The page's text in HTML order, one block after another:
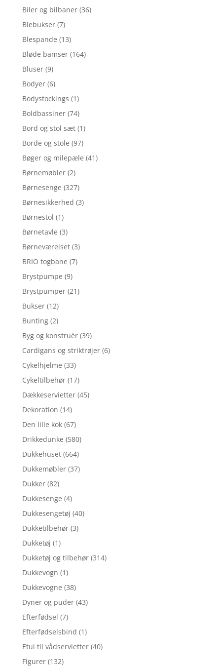
Biler og bilbaner (36)
Blebukser (7)
Blespande (13)
Bløde bamser (164)
Bluser (9)
Bodyer (6)
Bodystockings (1)
Boldbassiner (74)
Bord og stol sæt (1)
Borde og stole (97)
Bøger og milepæle (41)
Børnemøbler (2)
Børnesenge (327)
Børnesikkerhed (3)
Børnestol (1)
Børnetavle (3)
Børneværelset (3)
BRIO togbane (7)
Brystpumpe (9)
Brystpumper (21)
Bukser (12)
Bunting (2)
Byg og konstruér (39)
Cardigans og striktrøjer (6)
Cykelhjelme (33)
Cykeltilbehør (17)
Dækkeservietter (45)
Dekoration (14)
Den lille kok (67)
Drikkedunke (580)
Dukkehuset (664)
Dukkemøbler (37)
Dukker (82)
Dukkesenge (4)
Dukkesengetøj (40)
Dukketilbehør (3)
Dukketøj (1)
Dukketøj og tilbehør (314)
Dukkevogn (1)
Dukkevogne (38)
Dyner og puder (43)
Efterfødsel (7)
Efterfødselsbind (1)
Etui til vådservietter (40)
Figurer (132)